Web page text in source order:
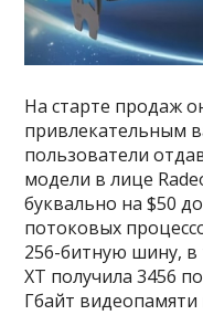
На старте продаж
привлекательным
пользователи
модели в лице
буквально на $50
потоковых
256-битную шину, в
XT получила 3456
Гбайт